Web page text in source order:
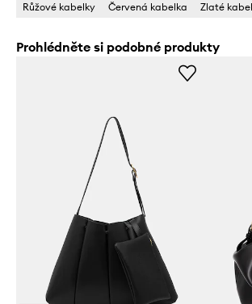
Růžové kabelky
Červená kabelka Zlaté
Prohlédněte si podobné produkty